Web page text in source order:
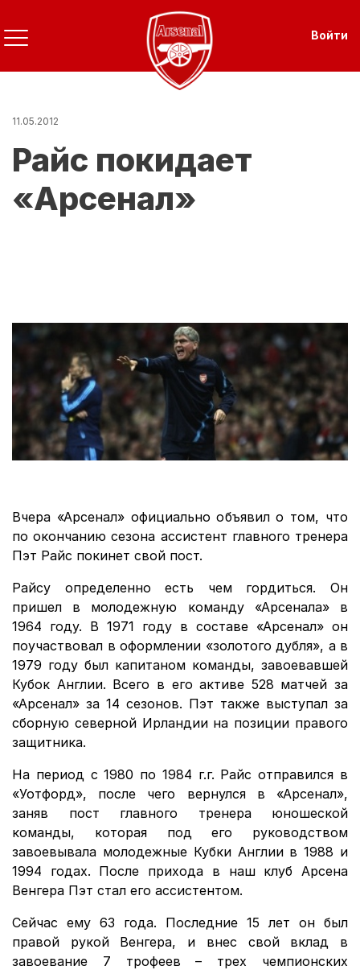
Перейти
к
основному
содержанию
Войти
11.05.2012
Райс покидает
«Арсенал»
Вчера «Арсенал» официально объявил о том, что
по окончанию сезона ассистент главного тренера
Пэт Райс покинет свой пост.
Райсу определенно есть чем гордиться. Он
пришел в молодежную команду «Арсенала» в
1964 году. В 1971 году в составе «Арсенал» он
поучаствовал в оформлении «золотого дубля», а в
1979 году был капитаном команды, завоевавшей
Кубок Англии. Всего в его активе 528 матчей за
«Арсенал» за 14 сезонов. Пэт также выступал за
сборную северной Ирландии на позиции правого
защитника.
На период с 1980 по 1984 г.г. Райс отправился в
«Уотфорд», после чего вернулся в «Арсенал»,
заняв пост главного тренера юношеской
команды, которая под его руководством
завоевывала молодежные Кубки Англии в 1988 и
1994 годах. После прихода в наш клуб Арсена
Венгера Пэт стал его ассистентом.
Сейчас ему 63 года. Последние 15 лет он был
правой рукой Венгера, и внес свой вклад в
завоевание 7 трофеев – трех чемпионских